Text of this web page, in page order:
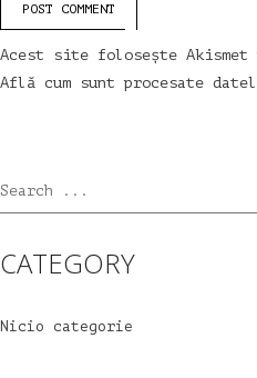
POST COMMENT
Acest site folosește Akismet
Află cum sunt procesate
Search ...
CATEGORY
Nicio categorie